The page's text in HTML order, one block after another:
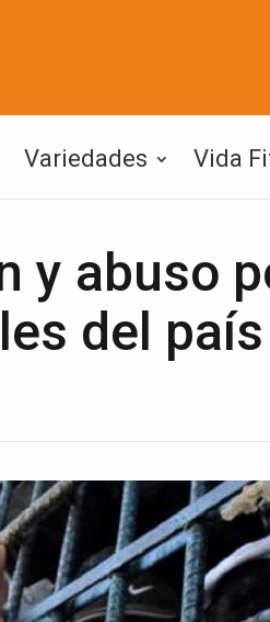
Variedades Vida
y abuso
del país